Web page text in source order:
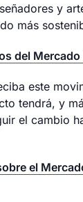
y
más
del
este
tendrá, y
el cambio
el